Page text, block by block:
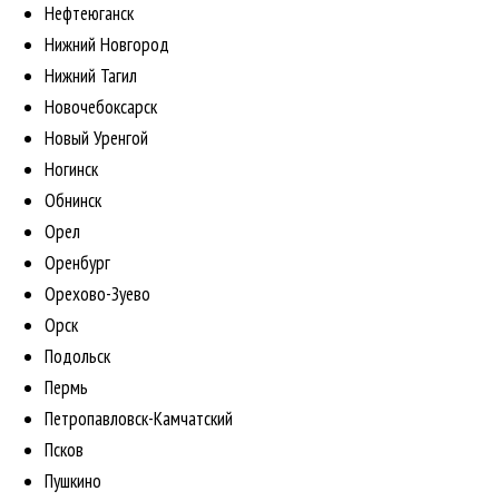
Нефтеюганск
Нижний Новгород
Нижний Тагил
Новочебоксарск
Новый Уренгой
Ногинск
Обнинск
Орел
Оренбург
Орехово-Зуево
Орск
Подольск
Пермь
Петропавловск-Камчатский
Псков
Пушкино